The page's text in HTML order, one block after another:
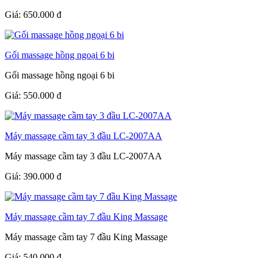
Giá: 650.000 đ
Gối massage hồng ngoại 6 bi
Gối massage hồng ngoại 6 bi
Giá: 550.000 đ
Máy massage cầm tay 3 đầu LC-2007AA
Máy massage cầm tay 3 đầu LC-2007AA
Giá: 390.000 đ
Máy massage cầm tay 7 đầu King Massage
Máy massage cầm tay 7 đầu King Massage